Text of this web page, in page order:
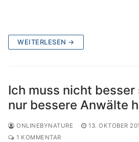
WEITERLESEN →
Ich muss nicht besser
nur bessere Anwälte
ONLINEBYNATURE 13. OKTOBER
1 KOMMENTAR